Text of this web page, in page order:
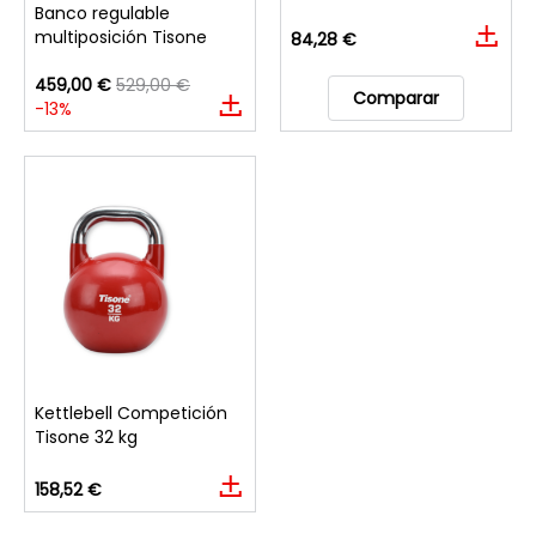
Banco regulable
multiposición Tisone
459,00 € 529,00 €
-13%
84,28 €
Comparar
Kettlebell Competición
Tisone 32 kg
158,52 €